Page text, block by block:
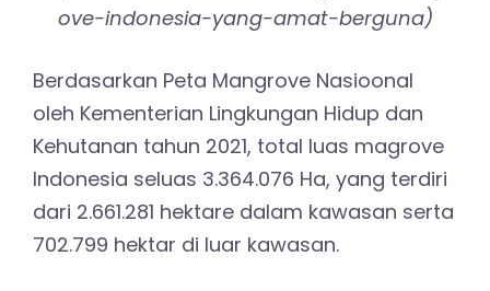
ove-indonesia-yang-amat-berguna)
Berdasarkan Peta Mangrove Nasioonal
oleh Kementerian Lingkungan Hidup dan
Kehutanan tahun 2021, total luas magrove
Indonesia seluas 3.364.076 Ha, yang terdiri
dari 2.661.281 hektare dalam kawasan serta
702.799 hektar di luar kawasan.